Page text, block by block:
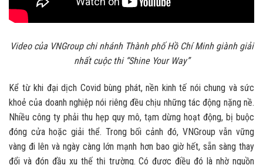
Video của VNGroup chi nhánh Thành phố Hồ Chí Minh giành giải
nhất cuộc thi “Shine Your Way”
Kể từ khi đại dịch Covid bùng phát, nền kinh tế nói chung và sức
khoẻ của doanh nghiệp nói riêng đều chịu những tác động nặng nề.
Nhiều công ty phải thu hẹp quy mô, tạm dừng hoạt động, bị buộc
đóng cửa hoặc giải thể. Trong bối cảnh đó, VNGroup vẫn vững
vàng đi lên và ngày càng lớn mạnh hơn bao giờ hết, sẵn sàng thay
đổi và đón đầu xu thế thị trường. Có được điều đó là nhờ nguồn